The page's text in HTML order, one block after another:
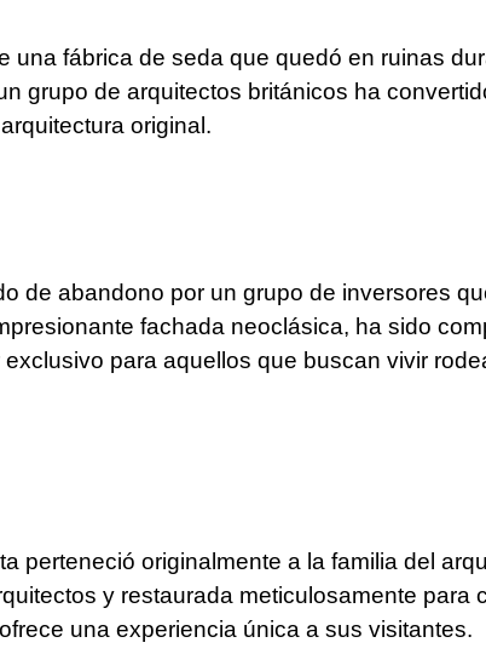
una fábrica de seda que quedó en ruinas
grupo de arquitectos británicos ha
original.
de abandono por un grupo de inversores
fachada neoclásica, ha sido
para aquellos que buscan vivir
perteneció originalmente a la familia del
y restaurada meticulosamente para
una experiencia única a sus visitantes.